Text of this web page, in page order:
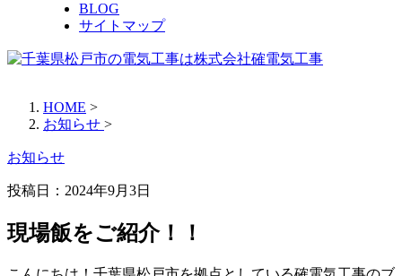
BLOG
サイトマップ
HOME >
お知らせ >
お知らせ
投稿日：2024年9月3日
現場飯をご紹介！！